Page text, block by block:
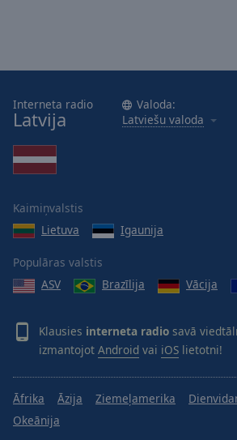
Interneta radio
Latvija
Valoda:
Latviešu valoda
Kaimiņvalstis
Lietuva
Igaunija
Populāras valstis
ASV
Brazīlija Vācija
Klausies interneta radio savā
izmantojot Android vai iOS lietotni!
Āfrika Āzija Ziemeļamerika
Okeānija